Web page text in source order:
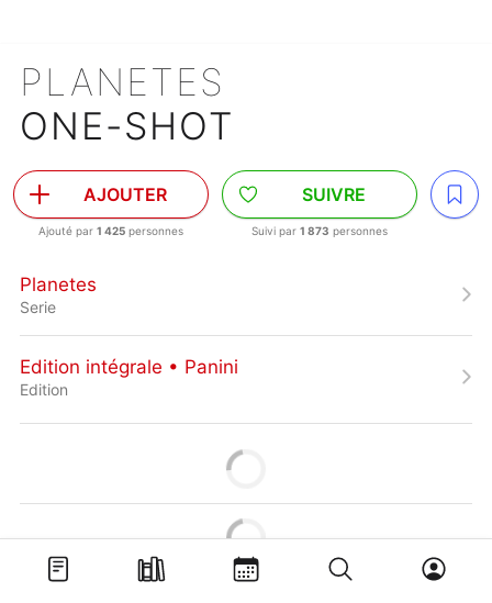
PLANETES
ONE-SHOT
AJOUTER
Ajouté par 1 425 personnes
SUIVRE
Suivi par 1 873 personnes
Planetes
Serie
Edition intégrale • Panini
Edition